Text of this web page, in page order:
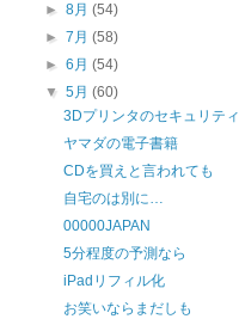
►8月(54)
►7月(58)
►6月(54)
▼5月(60)
3Dプリンタのセキュリティ
ヤマダの電子書籍
CDを買えと言われても
自宅のは別に…
00000JAPAN
5分程度の予測なら
iPadリフィル化
お笑いならまだしも